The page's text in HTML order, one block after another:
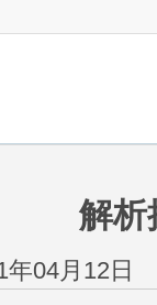
解析
年04月12日